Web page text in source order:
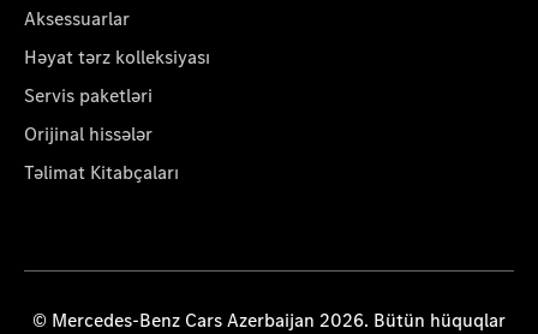
Aksessuarlar
Həyat tərz kolleksiyası
Servis paketləri
Orijinal hissələr
Təlimat Kitabçaları
© Mercedes-Benz Cars Azerbaijan 2026. Bütün hüquqlar